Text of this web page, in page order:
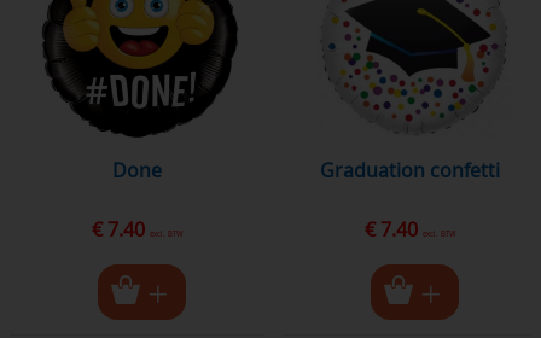
done
€ 7.40 excl. BTW
Graduation confetti
€ 7.40 excl. BTW